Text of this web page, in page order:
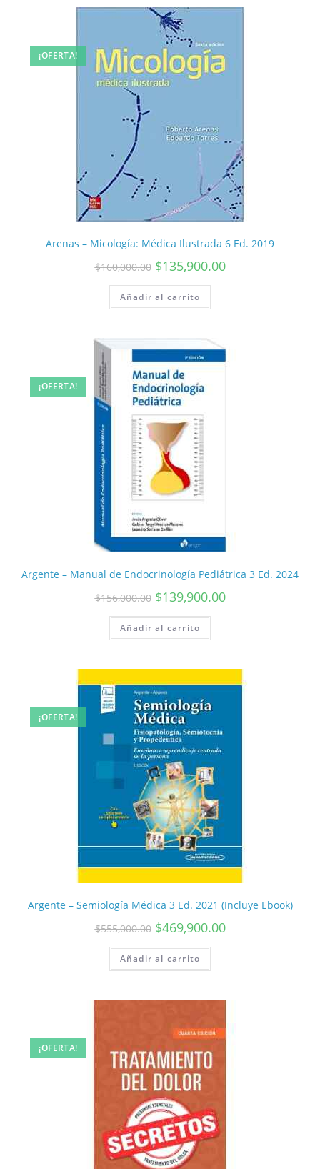
¡OFERTA!
Arenas – Micología: Médica Ilustrada 6 Ed. 2019
$160,000.00 $135,900.00
Añadir al carrito
¡OFERTA!
Argente – Manual de Endocrinología Pediátrica 3 Ed. 2024
$156,000.00 $139,900.00
Añadir al carrito
¡OFERTA!
Argente – Semiología Médica 3 Ed. 2021 (Incluye Ebook)
$555,000.00 $469,900.00
Añadir al carrito
¡OFERTA!